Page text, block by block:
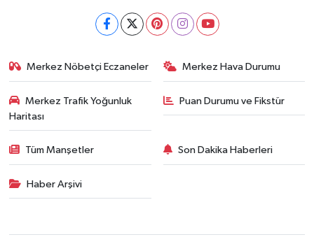
Merkez Nöbetçi Eczaneler Merkez Hava Durumu
Merkez Trafik Yoğunluk
Haritası
Puan Durumu ve Fikstür
Tüm Manşetler Son Dakika Haberleri
Haber Arşivi